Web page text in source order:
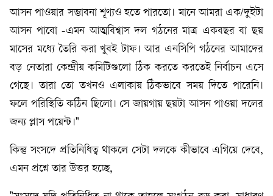
আসন পাওয়ার সম্ভাবনা শূণ্যও হতে পারতো। মানে আমরা এক/দুইটা
আসন পাবো -এমন আত্মবিশ্বাস দল গঠনের মাত্র একবছর বা ছয়
মাসের মধ্যে তৈরি করা খুবই টাফ। আর এনসিপি গঠনের আমাদের
বড় নেতারা কেন্দ্রীয় কমিটিগুলো ঠিক করতে করতেই নির্বাচন এসে
গেছে। তারা তো তখনও এলাকায় ঠিকভাবে সময় দিতে পারেনি।
ফলে পরিস্থিতি কঠিন ছিলো। সে জায়গায় ছয়টা আসন পাওয়া দলের
জন্য প্লাস পয়েন্ট।"
কিন্তু সংসদে প্রতিনিধিত্ব থাকলে সেটা দলকে কীভাবে এগিয়ে দেবে,
এমন প্রশ্নে তার উত্তর হচ্ছে,